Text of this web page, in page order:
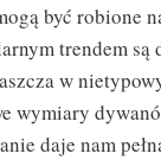
być robione
trendem są
w
wymiary
daje nam